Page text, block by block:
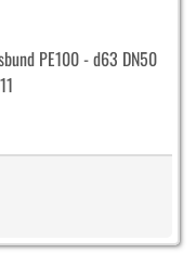
PE100 - d63 DN50